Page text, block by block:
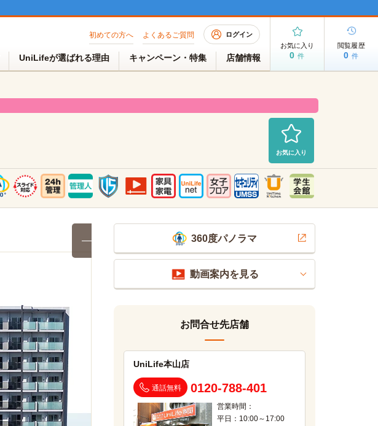
初めての方へ よくあるご質問 ログイン
UniLifeが選ばれる理由 キャンペーン・特集 店舗情報
お気に入り
0 件
閲覧履歴
0 件
お気に入り
2026/07/31 AM 06:40現在
360度パノラマ
動画案内を見る
お問合せ先店舗
UniLife本山店
通話無料 0120-788-401
営業時間：
平日：10:00～17:00